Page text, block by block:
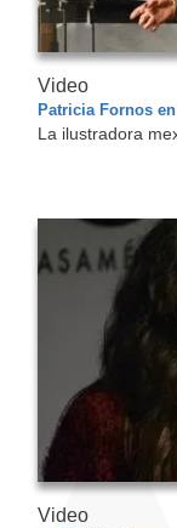
Video
Patricia Fornos
La ilustradora
Video